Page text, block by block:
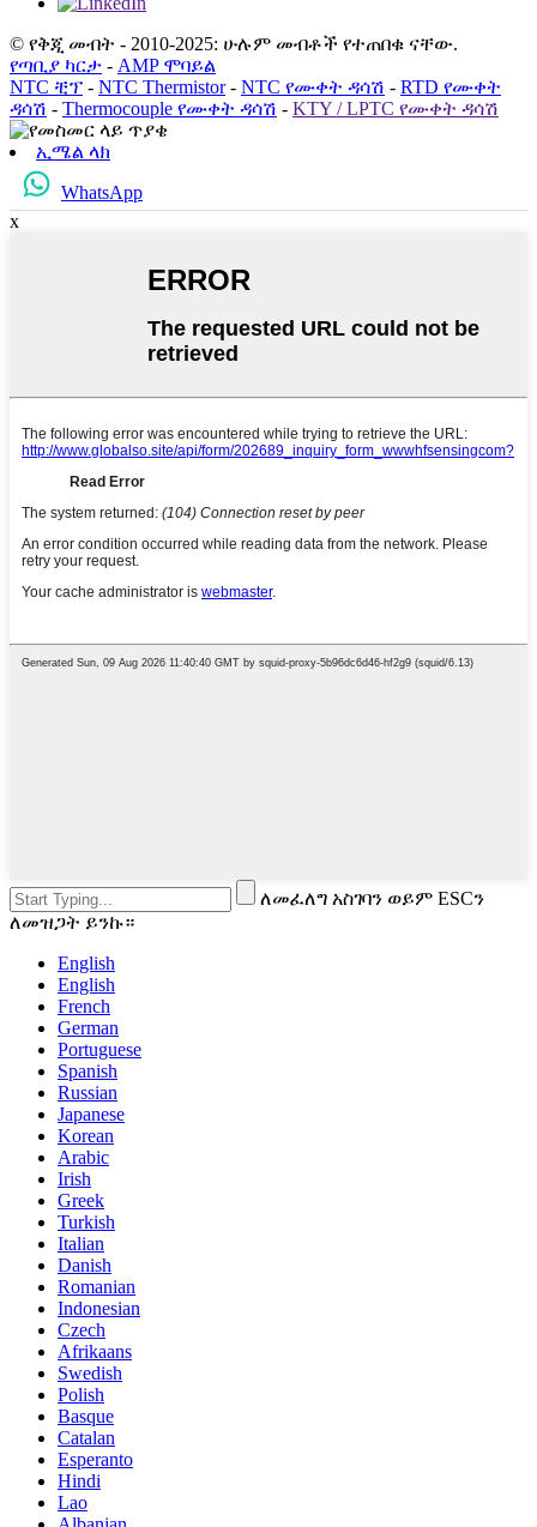
© የቅጂ መብት - 2010-2025: ሁሉም መብቶች የተጠበቁ ናቸው.
የጣቢያ ካርታ - AMP ሞባይል
NTC ቺፕ - NTC Thermistor- NTC የሙቀት ዳሳሽ - RTD የሙቀት
ዳሳሽ - Thermocouple የሙቀት ዳሳሽ - KTY / LPTC የሙቀት ዳሳሽ
ኢሜል ላክ
WhatsApp
x
ለመፈለግ አስገባን ወይም ESCን
ለመዝጋት ይንኩ።
English
English
French
German
Portuguese
Spanish
Russian
Japanese
Korean
Arabic
Irish
Greek
Turkish
Italian
Danish
Romanian
Indonesian
Czech
Afrikaans
Swedish
Polish
Basque
Catalan
Esperanto
Hindi
Lao